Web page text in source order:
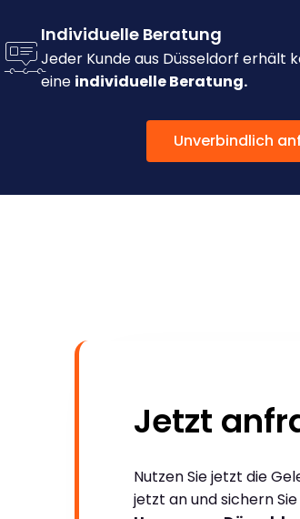
Individuelle Beratung
Jeder Kunde aus Düsseldorf erhält
eine individuelle Beratung.
Unverbindlich
Jetzt
Nutzen Sie jetzt die
jetzt an und sichern